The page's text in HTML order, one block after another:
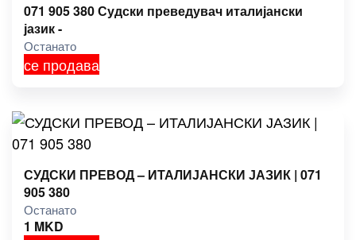
071 905 380 Судски преведувач италијански
јазик -
Останато
се продава
СУДСКИ ПРЕВОД – ИТАЛИЈАНСКИ ЈАЗИК | 071
905 380
Останато
1 MKD